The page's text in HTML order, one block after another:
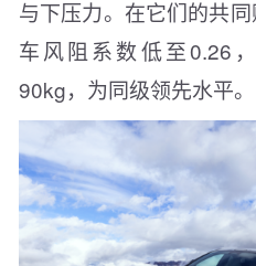
与下压力。在它们的共
车风阻系数低至0.26
90kg，为同级领先水平。